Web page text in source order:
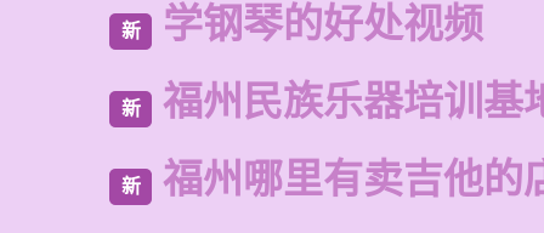
新 学钢琴的好处视频
新 福州民族乐器培训基
新 福州哪里有卖吉他的